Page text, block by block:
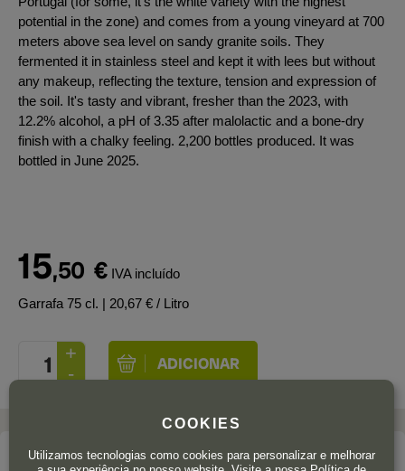
potential in the zone) and comes from a young vineyard at 700
meters above sea level on sandy granite soils. They
fermented it in stainless steel and kept it with lees but without
any makeup, reflecting the texture, tension and expression of
the soil. It's tasty and vibrant, fresher than the 2023, with
12.2% alcohol, a pH of 3.35 after malolactic and a bone-dry
finish with a chalky feeling. 2,200 bottles produced. It was
bottled in June 2025.
15,50 € IVA incluído
Garrafa 75 cl. | 20,67 € / Litro
A adega
COOKIES
Utilizamos tecnologias como cookies para personalizar e melhorar